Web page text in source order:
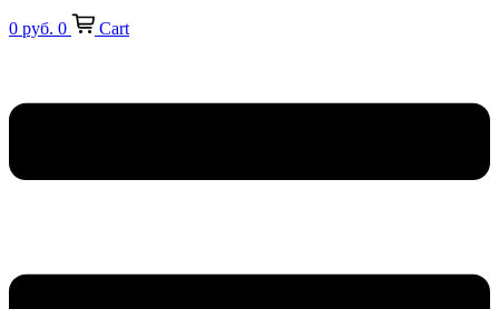
0 руб. 0 Cart